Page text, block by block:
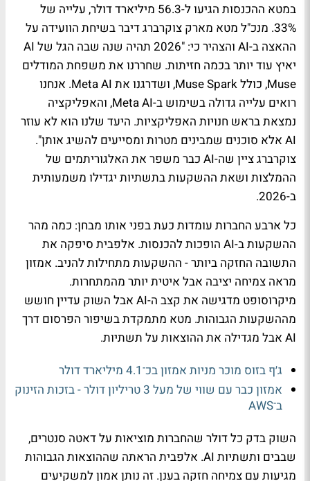
במטא ההכנסות הגיעו ל-56.3 מיליארד דולר, עלייה של
33%. מנכ"ל מטא מארק צוקרברג דיבר בשיחת הוועידה על
ההאצה ב-AI והצהיר כי: "2026 תהיה שנה שבה הגל של AI
יאיץ עוד יותר בכמה חזיתות. שחררנו את משפחת המודלים
Muse, כולל Muse Spark, ושדרגנו את Meta AI. אנחנו
רואים עלייה גדולה בשימוש ב-Meta AI, והאפליקציה
נמצאת בראש חנויות האפליקציות. היעד שלנו הוא לא עוזר
AI אלא סוכנים שמבינים מטרות ומסייעים להשיג אותן".
צוקרברג ציין שה-AI כבר משפר את האלגוריתמים של
ההמלצות ושאת ההשקעות בתשתיות יגדילו משמעותית
ב-2026.
כל ארבע החברות עומדות כעת בפני אותו מבחן: כמה מהר
ההשקעות ב-AI הופכות להכנסות. אלפבית סיפקה את
התשובה החזקה ביותר - ההשקעות מתחילות להניב. אמזון
מראה צמיחה יציבה אבל איטית יותר מהמתחרות.
מיקרוסופט מדגישה את קצב ה-AI אבל השוק עדיין חושש
מההשקעות הגבוהות. מטא מתמקדת בשיפור הפרסום דרך
AI אבל מגדילה את ההוצאות על תשתיות.
ג׳ף בזוס מוכר מניות אמזון בכ־4.1 מיליארד דולר
אמזון כבר עם שווי של מעל 3 טריליון דולר - בזכות הזינוק
ב־AWS
השוק בדק כל דולר שהחברות מוציאות על דאטה סנטרים,
שבבים ותשתיות AI. אלפבית הראתה שההוצאות הגבוהות
מגיעות עם צמיחה חזקה בענן. זה נותן אמון למשקיעים